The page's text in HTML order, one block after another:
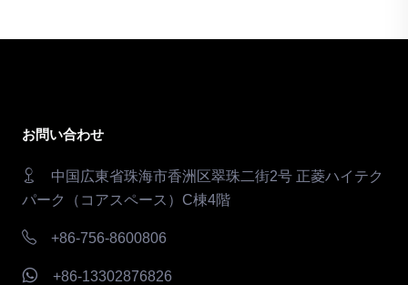
お問い合わせ
中国広東省珠海市香洲区翠珠二街2号 正菱ハイテク
パーク（コアスペース）C棟4階
+86-756-8600806
+86-13302876826